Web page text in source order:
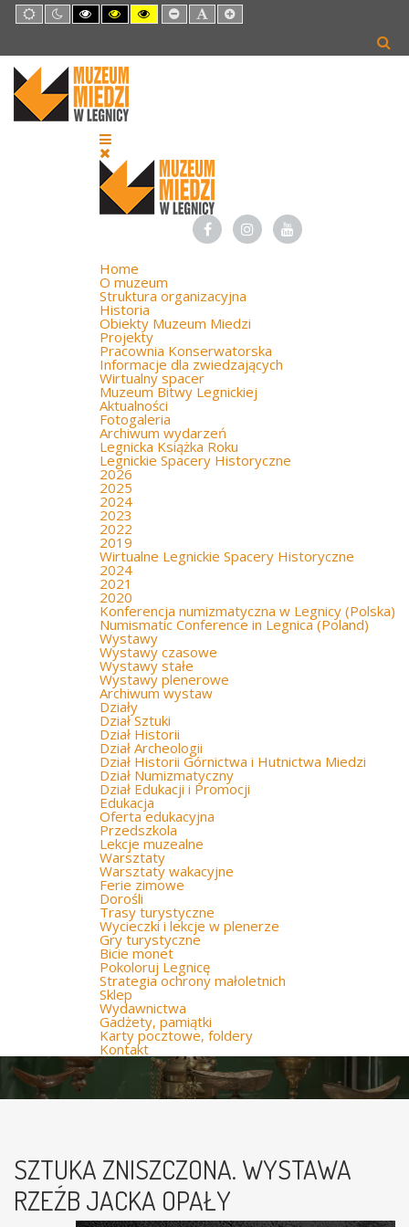
Default
mode
Night
mode
High
Contrast
mode
High
Contrast
mode
High
Contrast
mode
Set
Smaller
Set
Default
Set
Larger
Home
O muzeum
Struktura organizacyjna
Historia
Obiekty Muzeum Miedzi
Projekty
Pracownia Konserwatorska
Informacje dla zwiedzających
Wirtualny spacer
Muzeum Bitwy Legnickiej
Aktualności
Fotogaleria
Archiwum wydarzeń
Legnicka Książka Roku
Legnickie Spacery Historyczne
2026
2025
2024
2023
2022
2019
Wirtualne Legnickie Spacery Historyczne
2024
2021
2020
Konferencja numizmatyczna w Legnicy (Polska)
Numismatic Conference in Legnica (Poland)
Wystawy
Wystawy czasowe
Wystawy stałe
Wystawy plenerowe
Archiwum wystaw
Działy
Dział Sztuki
Dział Historii
Dział Archeologii
Dział Historii Górnictwa i Hutnictwa Miedzi
Dział Numizmatyczny
Dział Edukacji i Promocji
Edukacja
Oferta edukacyjna
Przedszkola
Lekcje muzealne
Warsztaty
Warsztaty wakacyjne
Ferie zimowe
Dorośli
Trasy turystyczne
Wycieczki i lekcje w plenerze
Gry turystyczne
Bicie monet
Pokoloruj Legnicę
Strategia ochrony małoletnich
Sklep
Wydawnictwa
Gadżety, pamiątki
Karty pocztowe, foldery
Kontakt
SZTUKA ZNISZCZONA. WYSTAWA
RZEŹB JACKA OPAŁY